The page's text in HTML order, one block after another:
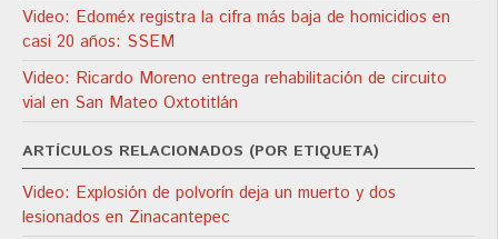
Video: Edoméx registra la cifra más baja de homicidios en
casi 20 años: SSEM
Video: Ricardo Moreno entrega rehabilitación de circuito
vial en San Mateo Oxtotitlán
ARTÍCULOS RELACIONADOS (POR ETIQUETA)
Video: Explosión de polvorín deja un muerto y dos
lesionados en Zinacantepec